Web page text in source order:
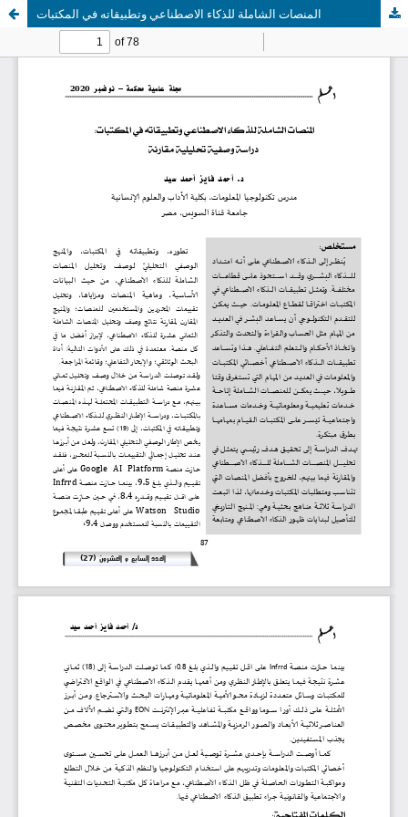
المنصات الشاملة للذكاء الاصطناعي وتطبيقاته في المكتبات